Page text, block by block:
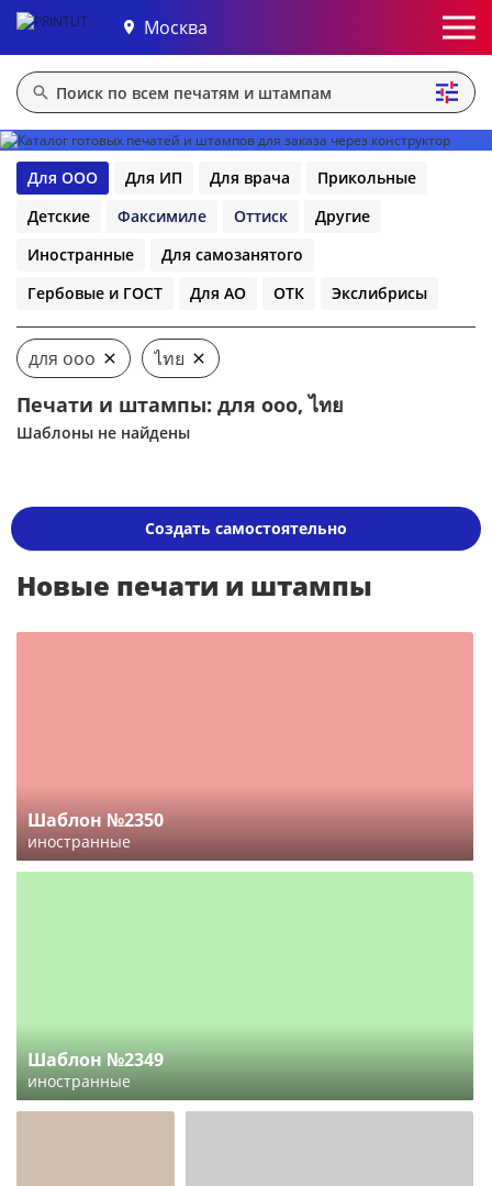
Москва
Для ООО Для ИП Для врача
Прикольные
Детские
Факсимиле Оттиск
Другие
Иностранные
Для самозанятого
Гербовые и ГОСТ
Для АО ОТК Экслибрисы
для ооо ไทย
Печати и штампы: для ооо, ไทย
Шаблоны не найдены
Создать самостоятельно
Новые печати и штампы
Шаблон №2350
иностранные
Шаблон №2349
иностранные